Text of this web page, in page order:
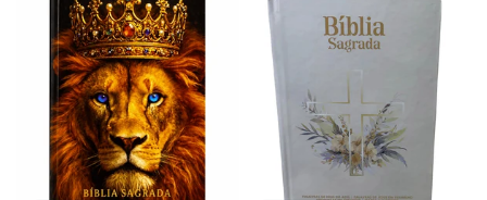
Mulheres
da
Bíblia
Isabelle
S.
Alves
as
Mulheres
da
Bíblia
|
Isabelle
S.
Alves
Bíblia
Livro
por
Livro
um
panorama
completo
Bíblia
Livro
-
um
panorama
completo